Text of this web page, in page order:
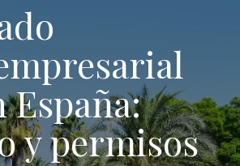
España:
y permisos